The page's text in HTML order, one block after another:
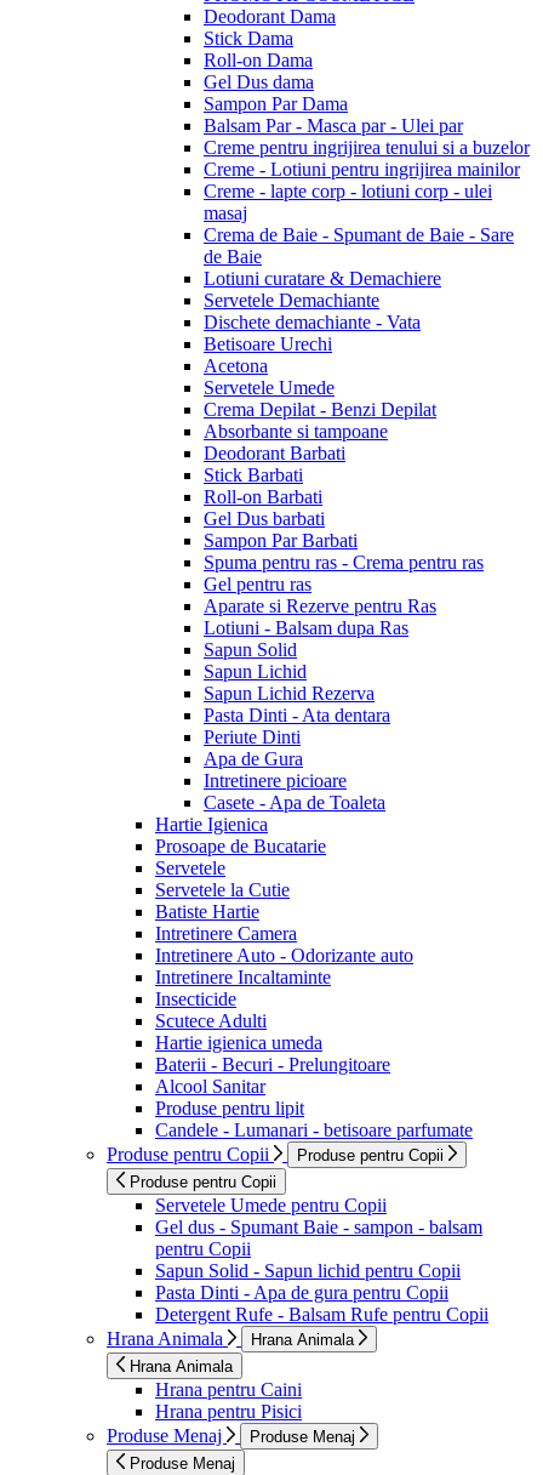
Deodorant Dama
Stick Dama
Roll-on Dama
Gel Dus dama
Sampon Par Dama
Balsam Par - Masca par - Ulei par
Creme pentru ingrijirea tenului si a buzelor
Creme - Lotiuni pentru ingrijirea mainilor
Creme - lapte corp - lotiuni corp - ulei
masaj
Crema de Baie - Spumant de Baie - Sare
de Baie
Lotiuni curatare & Demachiere
Servetele Demachiante
Dischete demachiante - Vata
Betisoare Urechi
Acetona
Servetele Umede
Crema Depilat - Benzi Depilat
Absorbante si tampoane
Deodorant Barbati
Stick Barbati
Roll-on Barbati
Gel Dus barbati
Sampon Par Barbati
Spuma pentru ras - Crema pentru ras
Gel pentru ras
Aparate si Rezerve pentru Ras
Lotiuni - Balsam dupa Ras
Sapun Solid
Sapun Lichid
Sapun Lichid Rezerva
Pasta Dinti - Ata dentara
Periute Dinti
Apa de Gura
Intretinere picioare
Casete - Apa de Toaleta
Hartie Igienica
Prosoape de Bucatarie
Servetele
Servetele la Cutie
Batiste Hartie
Intretinere Camera
Intretinere Auto - Odorizante auto
Intretinere Incaltaminte
Insecticide
Scutece Adulti
Hartie igienica umeda
Baterii - Becuri - Prelungitoare
Alcool Sanitar
Produse pentru lipit
Candele - Lumanari - betisoare parfumate
Produse pentru Copii
Produse pentru Copii
Produse pentru Copii
Servetele Umede pentru Copii
Gel dus - Spumant Baie - sampon - balsam
pentru Copii
Sapun Solid - Sapun lichid pentru Copii
Pasta Dinti - Apa de gura pentru Copii
Detergent Rufe - Balsam Rufe pentru Copii
Hrana Animala
Hrana Animala
Hrana Animala
Hrana pentru Caini
Hrana pentru Pisici
Produse Menaj
Produse Menaj
Produse Menaj